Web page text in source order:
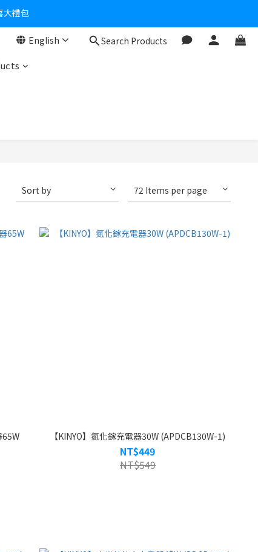
English Search Products
Sort by 72 Items per page
【KINYO】氮化鎵充電器30W (APDCB130W-1)
NT$449
NT$549